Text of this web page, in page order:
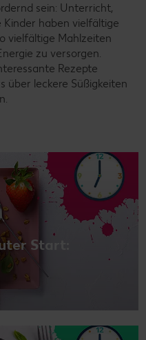
sein: Unterricht,
Kinder haben vielfältige
vielfältige Mahlzeiten
zu versorgen.
Rezepte
über leckere Süßigkeiten
Start: